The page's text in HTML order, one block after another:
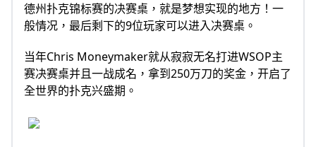
德州扑克锦标赛的决赛桌，就是梦想实现的地方！一
般情况，最后剩下的9位玩家可以进入决赛桌。
当年Chris Moneymaker就从寂寂无名打进WSOP主
赛决赛桌并且一战成名，拿到250万刀的奖金，开启了
全世界的扑克兴盛期。